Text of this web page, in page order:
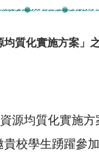
質化實施方案」
源均質化實施方
校學生踴躍參加